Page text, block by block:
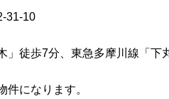
31-10
」徒歩7分、東急多摩川線「下
件になります。